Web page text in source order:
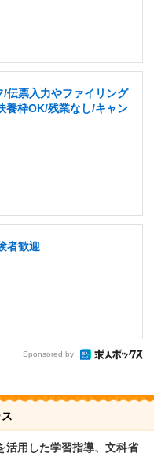
伝票入力やファイリング
養枠OK/残業なし/キャン
者歓迎
Sponsored by
活用した学習指導、文科省